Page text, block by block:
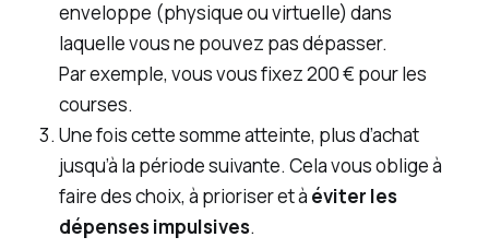
enveloppe (physique ou virtuelle) dans
laquelle vous ne pouvez pas dépasser.
Par exemple, vous vous fixez 200 € pour les
courses.
Une fois cette somme atteinte, plus d’achat
jusqu’à la période suivante. Cela vous oblige à
faire des choix, à prioriser et à éviter les
dépenses impulsives.